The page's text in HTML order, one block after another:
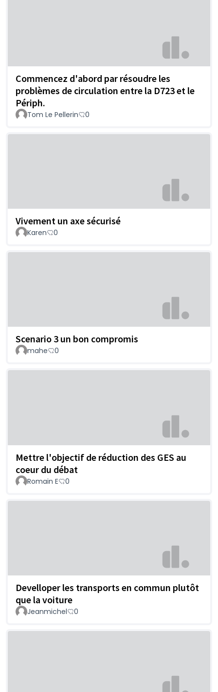
Commencez d'abord par résoudre les
problèmes de circulation entre la D723 et le
Périph.
Tom Le Pellerin 0
Vivement un axe sécurisé
Karen 0
Scenario 3 un bon compromis
mahe 0
Mettre l'objectif de réduction des GES au
coeur du débat
Romain E 0
Develloper les transports en commun plutôt
que la voiture
Jeanmichel 0